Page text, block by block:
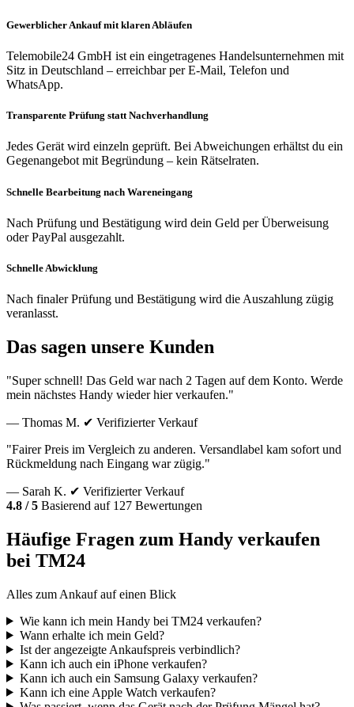
Gewerblicher Ankauf mit klaren Abläufen
Telemobile24 GmbH ist ein eingetragenes Handelsunternehmen mit
Sitz in Deutschland – erreichbar per E-Mail, Telefon und
WhatsApp.
Transparente Prüfung statt Nachverhandlung
Jedes Gerät wird einzeln geprüft. Bei Abweichungen erhältst du ein
Gegenangebot mit Begründung – kein Rätselraten.
Schnelle Bearbeitung nach Wareneingang
Nach Prüfung und Bestätigung wird dein Geld per Überweisung
oder PayPal ausgezahlt.
Schnelle Abwicklung
Nach finaler Prüfung und Bestätigung wird die Auszahlung zügig
veranlasst.
Das sagen unsere Kunden
"Super schnell! Das Geld war nach 2 Tagen auf dem Konto. Werde
mein nächstes Handy wieder hier verkaufen."
— Thomas M. ✔ Verifizierter Verkauf
"Fairer Preis im Vergleich zu anderen. Versandlabel kam sofort und
Rückmeldung nach Eingang war zügig."
— Sarah K. ✔ Verifizierter Verkauf
4.8 / 5 Basierend auf 127 Bewertungen
Häufige Fragen zum Handy verkaufen
bei TM24
Alles zum Ankauf auf einen Blick
Wie kann ich mein Handy bei TM24 verkaufen?
Wann erhalte ich mein Geld?
Ist der angezeigte Ankaufspreis verbindlich?
Kann ich auch ein iPhone verkaufen?
Kann ich auch ein Samsung Galaxy verkaufen?
Kann ich eine Apple Watch verkaufen?